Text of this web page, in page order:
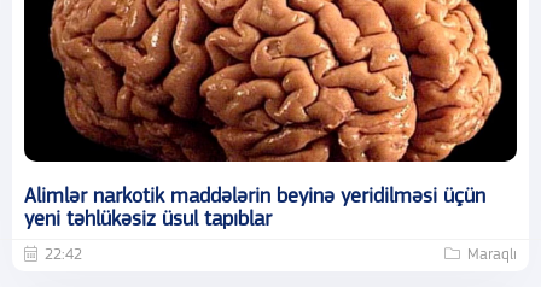
Alimlər narkotik maddələrin beyinə yeridilməsi üçün
yeni təhlükəsiz üsul tapıblar
22:42 Maraqlı